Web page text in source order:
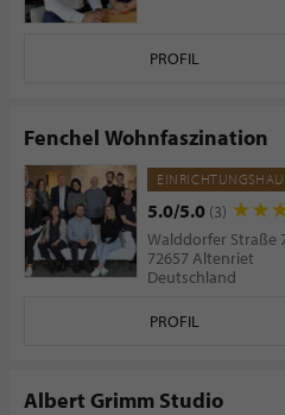
PROFIL
Fenchel Wohnfaszination
5.0/5.0 (3)
Walddorfer Straße
72657 Altenriet
Deutschland
PROFIL
Albert Grimm Studio